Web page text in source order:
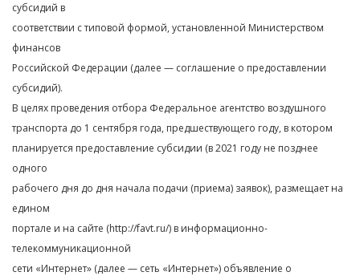
субсидий в
соответствии с типовой формой, установленной Министерством
финансов
Российской Федерации (далее — соглашение о предоставлении
субсидий).
В целях проведения отбора Федеральное агентство воздушного
транспорта до 1 сентября года, предшествующего году, в котором
планируется предоставление субсидии (в 2021 году не позднее
одного
рабочего дня до дня начала подачи (приема) заявок), размещает на
едином
портале и на сайте (http://favt.ru/) в информационно-
телекоммуникационной
сети «Интернет» (далее — сеть «Интернет») объявление о